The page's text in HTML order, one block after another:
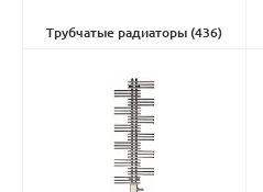
Трубчатые радиаторы (436)